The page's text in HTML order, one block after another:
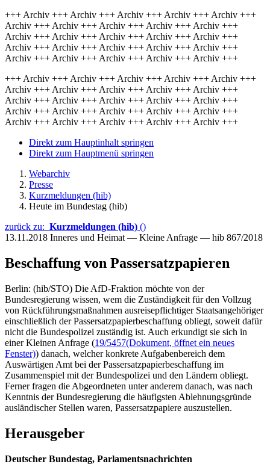
+++ Archiv +++ Archiv +++ Archiv +++ Archiv +++ Archiv +++
Archiv +++ Archiv +++ Archiv +++ Archiv +++ Archiv +++
Archiv +++ Archiv +++ Archiv +++ Archiv +++ Archiv +++
Archiv +++ Archiv +++ Archiv +++ Archiv +++ Archiv +++
Archiv +++ Archiv +++ Archiv +++ Archiv +++ Archiv +++
+++ Archiv +++ Archiv +++ Archiv +++ Archiv +++ Archiv +++
Archiv +++ Archiv +++ Archiv +++ Archiv +++ Archiv +++
Archiv +++ Archiv +++ Archiv +++ Archiv +++ Archiv +++
Archiv +++ Archiv +++ Archiv +++ Archiv +++ Archiv +++
Archiv +++ Archiv +++ Archiv +++ Archiv +++ Archiv +++
Direkt zum Hauptinhalt springen
Direkt zum Hauptmenü springen
Webarchiv
Presse
Kurzmeldungen (hib)
Heute im Bundestag (hib)
zurück zu: Kurzmeldungen (hib) ()
13.11.2018 Inneres und Heimat — Kleine Anfrage — hib 867/2018
Beschaffung von Passersatzpapieren
Berlin: (hib/STO) Die AfD-Fraktion möchte von der
Bundesregierung wissen, wem die Zuständigkeit für den Vollzug
von Rückführungsmaßnahmen ausreisepflichtiger Staatsangehöriger
einschließlich der Passersatzpapierbeschaffung obliegt, soweit dafür
nicht die Bundespolizei zuständig ist. Auch erkundigt sie sich in
einer Kleinen Anfrage (19/5457(Dokument, öffnet ein neues
Fenster)) danach, welcher konkrete Aufgabenbereich dem
Auswärtigen Amt bei der Passersatzpapierbeschaffung im
Zusammenspiel mit der Bundespolizei und den Ländern obliegt.
Ferner fragen die Abgeordneten unter anderem danach, was nach
Kenntnis der Bundesregierung die häufigsten Ablehnungsgründe
ausländischer Stellen waren, Passersatzpapiere auszustellen.
Herausgeber
Deutscher Bundestag, Parlamentsnachrichten